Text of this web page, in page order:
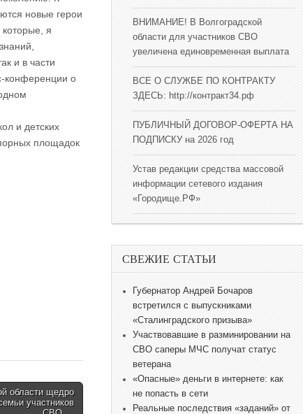
новые герои
я
и в части
конференции о
и детских
площадок
области щедро
участников
ВНИМАНИЕ! В Волгоградской
области для участников СВО
увеличена единовременная выплата
ВСЕ О СЛУЖБЕ ПО КОНТРАКТУ
ЗДЕСЬ: http://контракт34.рф
ПУБЛИЧНЫЙ ДОГОВОР-ОФЕРТА НА
ПОДПИСКУ на 2026 год
Устав редакции средства массовой
информации сетевого издания
«Городище.РФ»
СВЕЖИЕ СТАТЬИ
Губернатор Андрей Бочаров
встретился с выпускниками
«Сталинградского призыва»
Участвовавшие в разминировании на
СВО саперы МЧС получат статус
ветерана
«Опасные» деньги в интернете: как
не попасть в сети
Реальные последствия «заданий» от